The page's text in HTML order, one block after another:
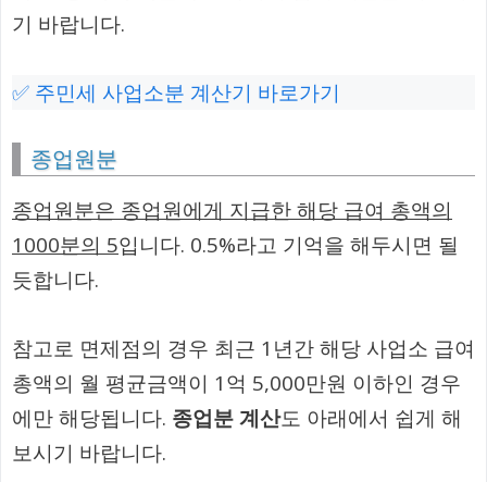
기 바랍니다.
✅ 주민세 사업소분 계산기 바로가기
종업원분
종업원분은 종업원에게 지급한 해당 급여 총액의
1000분의 5입니다. 0.5%라고 기억을 해두시면 될
듯합니다.
참고로 면제점의 경우 최근 1년간 해당 사업소 급여
총액의 월 평균금액이 1억 5,000만원 이하인 경우
에만 해당됩니다. 종업분 계산도 아래에서 쉽게 해
보시기 바랍니다.